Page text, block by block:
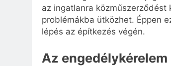
az ingatlanra közműszerződést
problémákba ütközhet. Éppen
lépés az építkezés végén.
Az